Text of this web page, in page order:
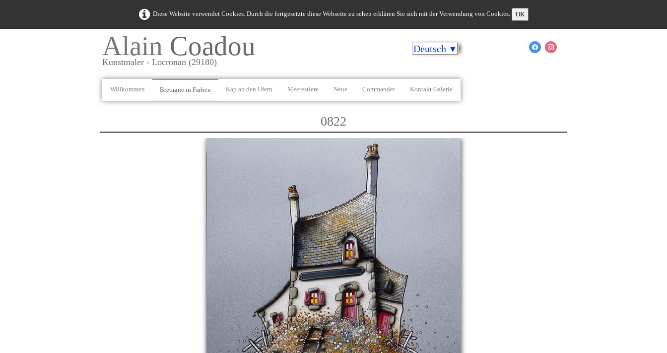
Diese Website verwendet Cookies. Durch die fortgesetzte diese Webseite zu sehen erklären Sie sich mit der Verwendung von Cookies. OK
Alain Coadou
Kunstmaler - Locronan (29180)
Deutsch ▼
Willkommen Bretagne in Farben Kap an den Ufern Meerestiere Neue Commander Kontakt Galerie
0822